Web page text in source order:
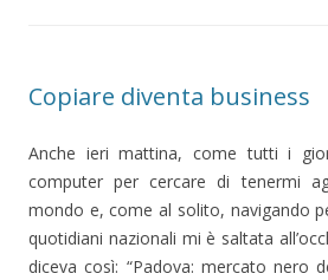
Copiare diventa business
Anche ieri mattina, come tutti i
computer per cercare di tenermi
mondo e, come al solito, navigando
quotidiani nazionali mi è saltata
diceva così: “Padova: mercato nero